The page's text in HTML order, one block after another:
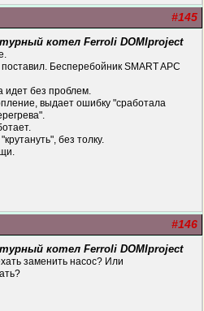
#145
котел Ferroli DOMIproject
поставил. Бесперебойник SMART APC
идет без проблем.
выдает ошибку "сработала
без толку.
#146
котел Ferroli DOMIproject
заменить насос? Или